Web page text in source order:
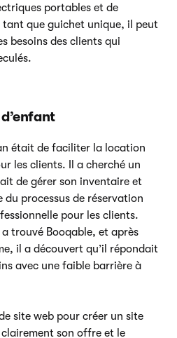
portables et de
tant que guichet unique, il peut
besoins des clients qui
était de faciliter la location
les clients. Il a cherché un
de gérer son inventaire et
du processus de réservation
pour les clients.
trouvé Booqable, et après
il a découvert qu’il répondait
avec une faible barrière à
site web pour créer un site
son offre et le